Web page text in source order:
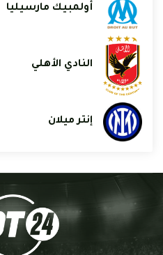
أولمبيك مارسيليا
النادي الأهلي
إنتر ميلان